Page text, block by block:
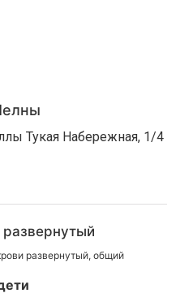
Тукая Набережная, 1/4
развернутый, общий